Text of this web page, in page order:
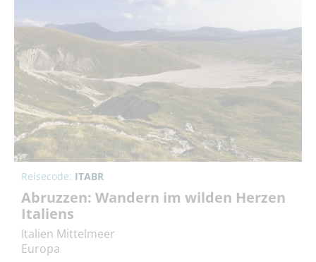
Reisecode: ITABR
Abruzzen: Wandern im wilden Herzen
Italiens
Italien Mittelmeer
Europa